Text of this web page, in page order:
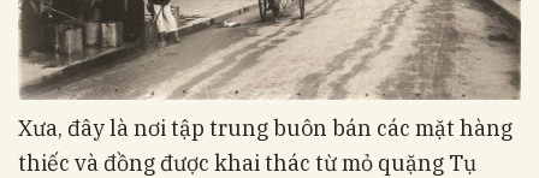
Xưa, đây là nơi tập trung buôn bán các mặt hàng
thiếc và đồng được khai thác từ mỏ quặng Tụ